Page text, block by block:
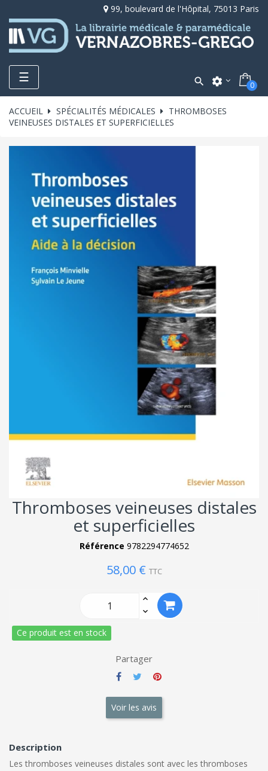
99, boulevard de l'Hôpital, 75013 Paris
Toggle
navigation
☰  settings 0
ACCUEIL SPÉCIALITÉS MÉDICALES
THROMBOSES
VEINEUSES DISTALES ET SUPERFICIELLES
Thromboses veineuses distales
et superficielles
Référence 9782294774652
58,00 € TTC
Ce produit est en stock
Partager
Voir les avis
Description
Les thromboses veineuses distales sont avec les thromboses